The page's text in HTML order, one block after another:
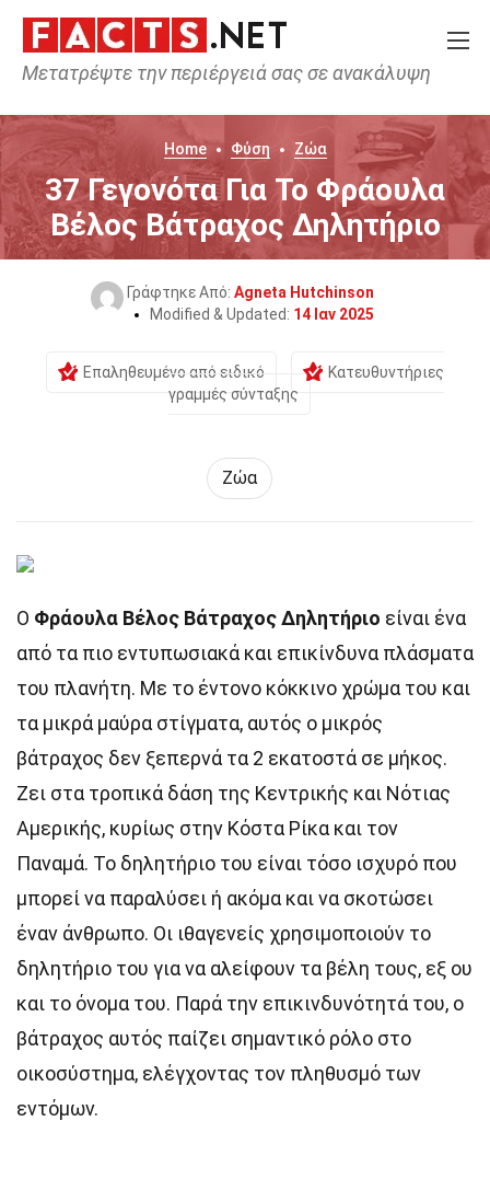
Μετατρέψτε την περιέργειά σας σε ανακάλυψη
Home Φύση Ζώα
37 Γεγονότα Για Το Φράουλα
Βέλος Βάτραχος Δηλητήριο
Γράφτηκε Από: Agneta Hutchinson
Modified & Updated: 14 Ιαν 2025
Επαληθευμένο από ειδικό
Κατευθυντήριες
γραμμές σύνταξης
Ζώα
Ο Φράουλα Βέλος Βάτραχος Δηλητήριο είναι ένα
από τα πιο εντυπωσιακά και επικίνδυνα πλάσματα
του πλανήτη. Με το έντονο κόκκινο χρώμα του και
τα μικρά μαύρα στίγματα, αυτός ο μικρός
βάτραχος δεν ξεπερνά τα 2 εκατοστά σε μήκος.
Ζει στα τροπικά δάση της Κεντρικής και Νότιας
Αμερικής, κυρίως στην Κόστα Ρίκα και τον
Παναμά. Το δηλητήριο του είναι τόσο ισχυρό που
μπορεί να παραλύσει ή ακόμα και να σκοτώσει
έναν άνθρωπο. Οι ιθαγενείς χρησιμοποιούν το
δηλητήριο του για να αλείφουν τα βέλη τους, εξ ου
και το όνομα του. Παρά την επικινδυνότητά του, ο
βάτραχος αυτός παίζει σημαντικό ρόλο στο
οικοσύστημα, ελέγχοντας τον πληθυσμό των
εντόμων.